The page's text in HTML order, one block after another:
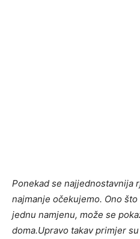
Ponekad se najjednostavnija
najmanje očekujemo. Ono
jednu namjenu, može se
doma.Upravo takav primjer